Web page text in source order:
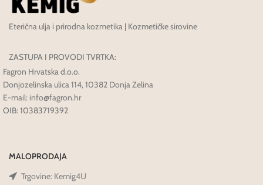
Eterična ulja i prirodna kozmetika | Kozmetičke sirovine
ZASTUPA I PROVODI TVRTKA:
Fagron Hrvatska d.o.o.
Donjozelinska ulica 114, 10382 Donja Zelina
E-mail: info@fagron.hr
OIB: 10383719392
MALOPRODAJA
Trgovine: Kemig4U